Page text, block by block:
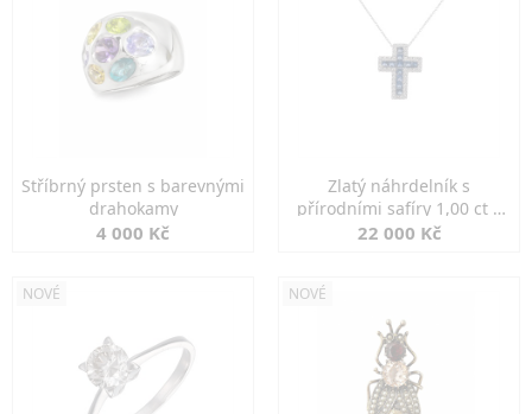
Stříbrný prsten s barevnými
drahokamy
4 000 Kč
Zlatý náhrdelník s
přírodními safíry 1,00 ct a
diamanty
22 000 Kč
NOVÉ NOVÉ